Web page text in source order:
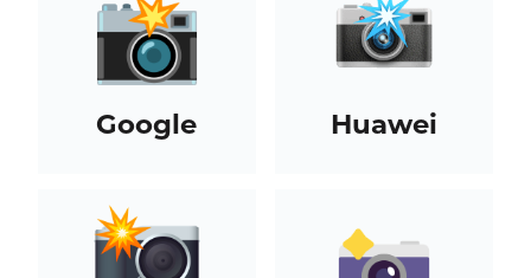
Google Huawei